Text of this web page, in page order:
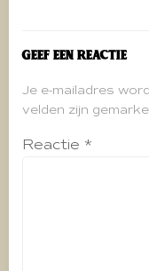
Geef een reactie
Je e-mailadres
velden zijn
Reactie *